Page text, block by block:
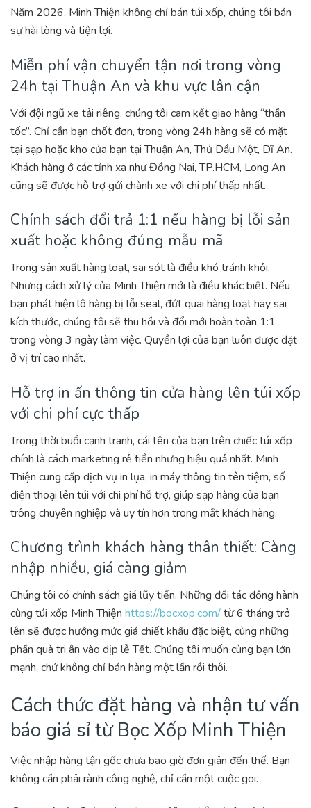
Năm 2026, Minh Thiện không chỉ bán túi xốp, chúng tôi bán
sự hài lòng và tiện lợi.
Miễn phí vận chuyển tận nơi trong vòng
24h tại Thuận An và khu vực lân cận
Với đội ngũ xe tải riêng, chúng tôi cam kết giao hàng “thần
tốc”. Chỉ cần bạn chốt đơn, trong vòng 24h hàng sẽ có mặt
tại sạp hoặc kho của bạn tại Thuận An, Thủ Dầu Một, Dĩ An.
Khách hàng ở các tỉnh xa như Đồng Nai, TP.HCM, Long An
cũng sẽ được hỗ trợ gửi chành xe với chi phí thấp nhất.
Chính sách đổi trả 1:1 nếu hàng bị lỗi sản
xuất hoặc không đúng mẫu mã
Trong sản xuất hàng loạt, sai sót là điều khó tránh khỏi.
Nhưng cách xử lý của Minh Thiện mới là điều khác biệt. Nếu
bạn phát hiện lô hàng bị lỗi seal, đứt quai hàng loạt hay sai
kích thước, chúng tôi sẽ thu hồi và đổi mới hoàn toàn 1:1
trong vòng 3 ngày làm việc. Quyền lợi của bạn luôn được đặt
ở vị trí cao nhất.
Hỗ trợ in ấn thông tin cửa hàng lên túi xốp
với chi phí cực thấp
Trong thời buổi cạnh tranh, cái tên của bạn trên chiếc túi xốp
chính là cách marketing rẻ tiền nhưng hiệu quả nhất. Minh
Thiện cung cấp dịch vụ in lụa, in máy thông tin tên tiệm, số
điện thoại lên túi với chi phí hỗ trợ, giúp sạp hàng của bạn
trông chuyên nghiệp và uy tín hơn trong mắt khách hàng.
Chương trình khách hàng thân thiết: Càng
nhập nhiều, giá càng giảm
Chúng tôi có chính sách giá lũy tiến. Những đối tác đồng hành
cùng túi xốp Minh Thiện https://bocxop.com/từ 6 tháng trở
lên sẽ được hưởng mức giá chiết khấu đặc biệt, cùng những
phần quà tri ân vào dịp lễ Tết. Chúng tôi muốn cùng bạn lớn
mạnh, chứ không chỉ bán hàng một lần rồi thôi.
Cách thức đặt hàng và nhận tư vấn
báo giá sỉ từ Bọc Xốp Minh Thiện
Việc nhập hàng tận gốc chưa bao giờ đơn giản đến thế. Bạn
không cần phải rành công nghệ, chỉ cần một cuộc gọi.